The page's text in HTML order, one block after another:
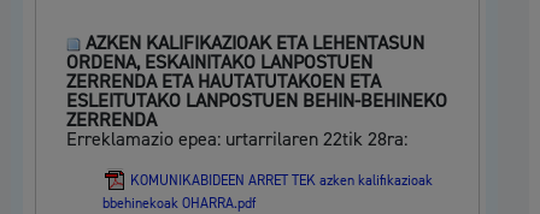
AZKEN KALIFIKAZIOAK ETA LEHENTASUN
ORDENA, ESKAINITAKO LANPOSTUEN
ZERRENDA ETA HAUTATUTAKOEN ETA
ESLEITUTAKO LANPOSTUEN BEHIN-BEHINEKO
ZERRENDA
Erreklamazio epea: urtarrilaren 22tik 28ra:
KOMUNIKABIDEEN ARRET TEK azken kalifikazioak
bbehinekoak OHARRA.pdf